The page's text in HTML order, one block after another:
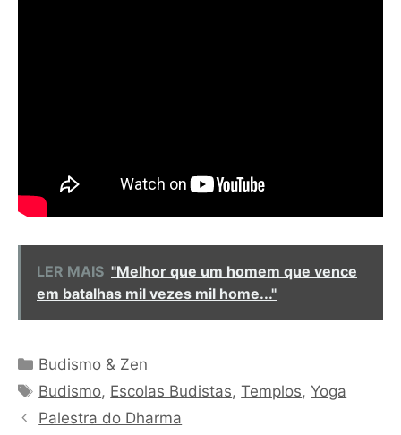
LER MAIS "Melhor que um homem que vence
em batalhas mil vezes mil home..."
Categorias
Budismo & Zen
Tags
Budismo, Escolas Budistas,Templos,Yoga
Palestra do Dharma